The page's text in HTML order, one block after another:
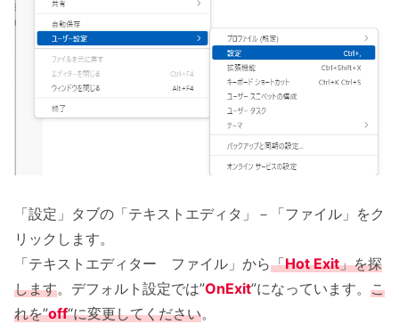
「設定」タブの「テキストエディタ」－「ファイル」をク
リックします。
「テキストエディター ファイル」から「Hot Exit」を探
します。デフォルト設定では”OnExit”になっています。 こ
れを”off“に変更してください。